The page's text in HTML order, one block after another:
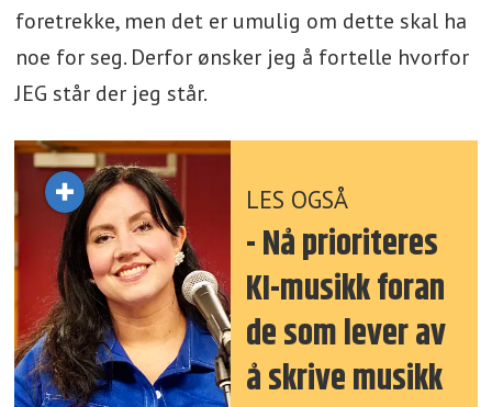
foretrekke, men det er umulig om dette skal ha
noe for seg. Derfor ønsker jeg å fortelle hvorfor
JEG står der jeg står.
LES OGSÅ
- Nå prioriteres
KI-musikk foran
de som lever av
å skrive musikk